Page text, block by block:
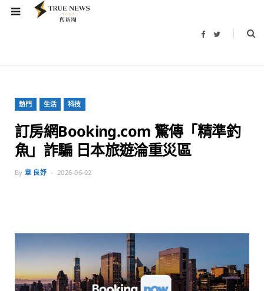
F
b
T
t
熱門 生活 科技
訂房網Booking.com 驚傳「精準釣
魚」詐騙 日本旅遊淪重災區
By 章 良妤 2026-06-02